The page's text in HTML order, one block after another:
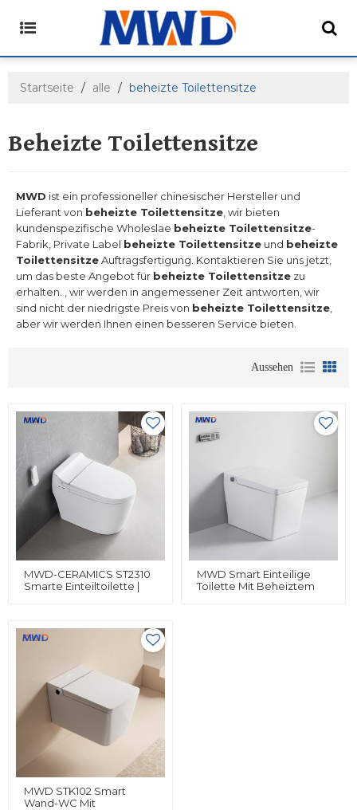
Startseite / alle / beheizte Toilettensitze
Beheizte Toilettensitze
MWD ist ein professioneller chinesischer Hersteller und
Lieferant von beheizte Toilettensitze , wir bieten
kundenspezifische Wholeslae beheizte Toilettensitze-
Fabrik, Private Label beheizte Toilettensitze und beheizte
ToilettensitzeAuftragsfertigung. Kontaktieren Sie uns jetzt,
um das beste Angebot für beheizte Toilettensitze zu
erhalten. , wir werden in angemessener Zeit antworten, wir
sind nicht der niedrigste Preis von beheizte Toilettensitze
aber wir werden Ihnen einen besseren Service bieten.
Aussehen
MWD-CERAMICS ST2310
Smarte Einteiltoilette |
Stromausfall | CUPC- Und
ETL-Zertifiziert
MWD Smart Einteilige
Toilette Mit Beheiztem
MWD STK102 Smart
Wand-WC Mit